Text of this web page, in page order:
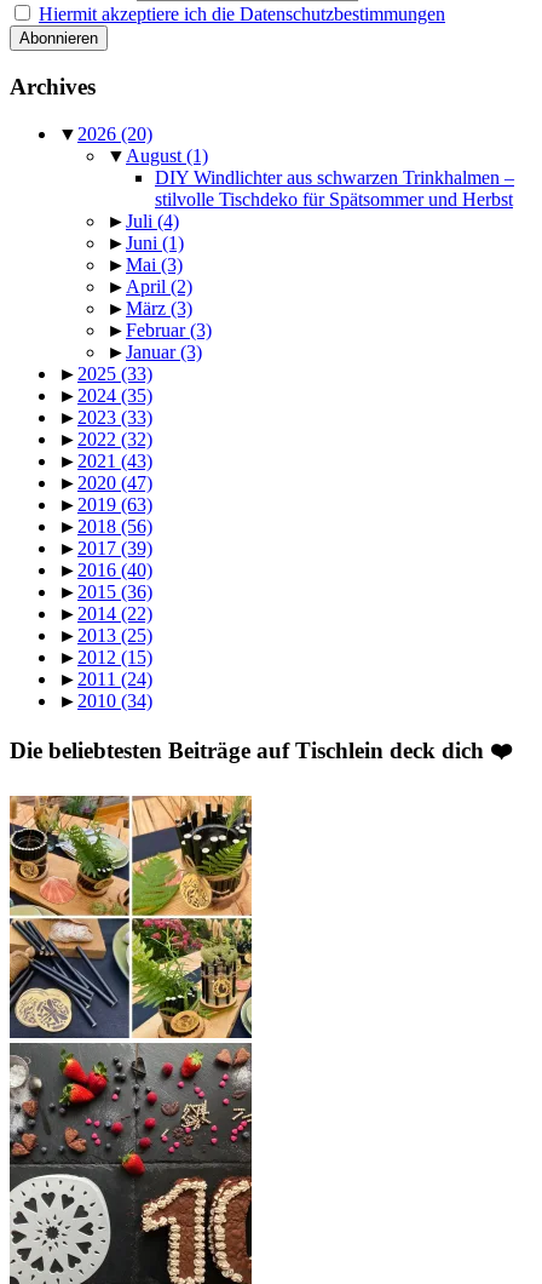
Hiermit akzeptiere ich die Datenschutzbestimmungen
Archives
▼ 2026 (20)
▼ August (1)
DIY Windlichter aus schwarzen Trinkhalmen –
stilvolle Tischdeko für Spätsommer und Herbst
►Juli (4)
►Juni (1)
►Mai (3)
► April (2)
►März (3)
►Februar(3)
►Januar(3)
► 2025 (33)
► 2024 (35)
► 2023 (33)
► 2022 (32)
► 2021 (43)
► 2020 (47)
► 2019 (63)
► 2018 (56)
► 2017 (39)
► 2016 (40)
► 2015 (36)
► 2014 (22)
► 2013 (25)
► 2012 (15)
► 2011 (24)
► 2010 (34)
Die beliebtesten Beiträge auf Tischlein deck dich ❤️